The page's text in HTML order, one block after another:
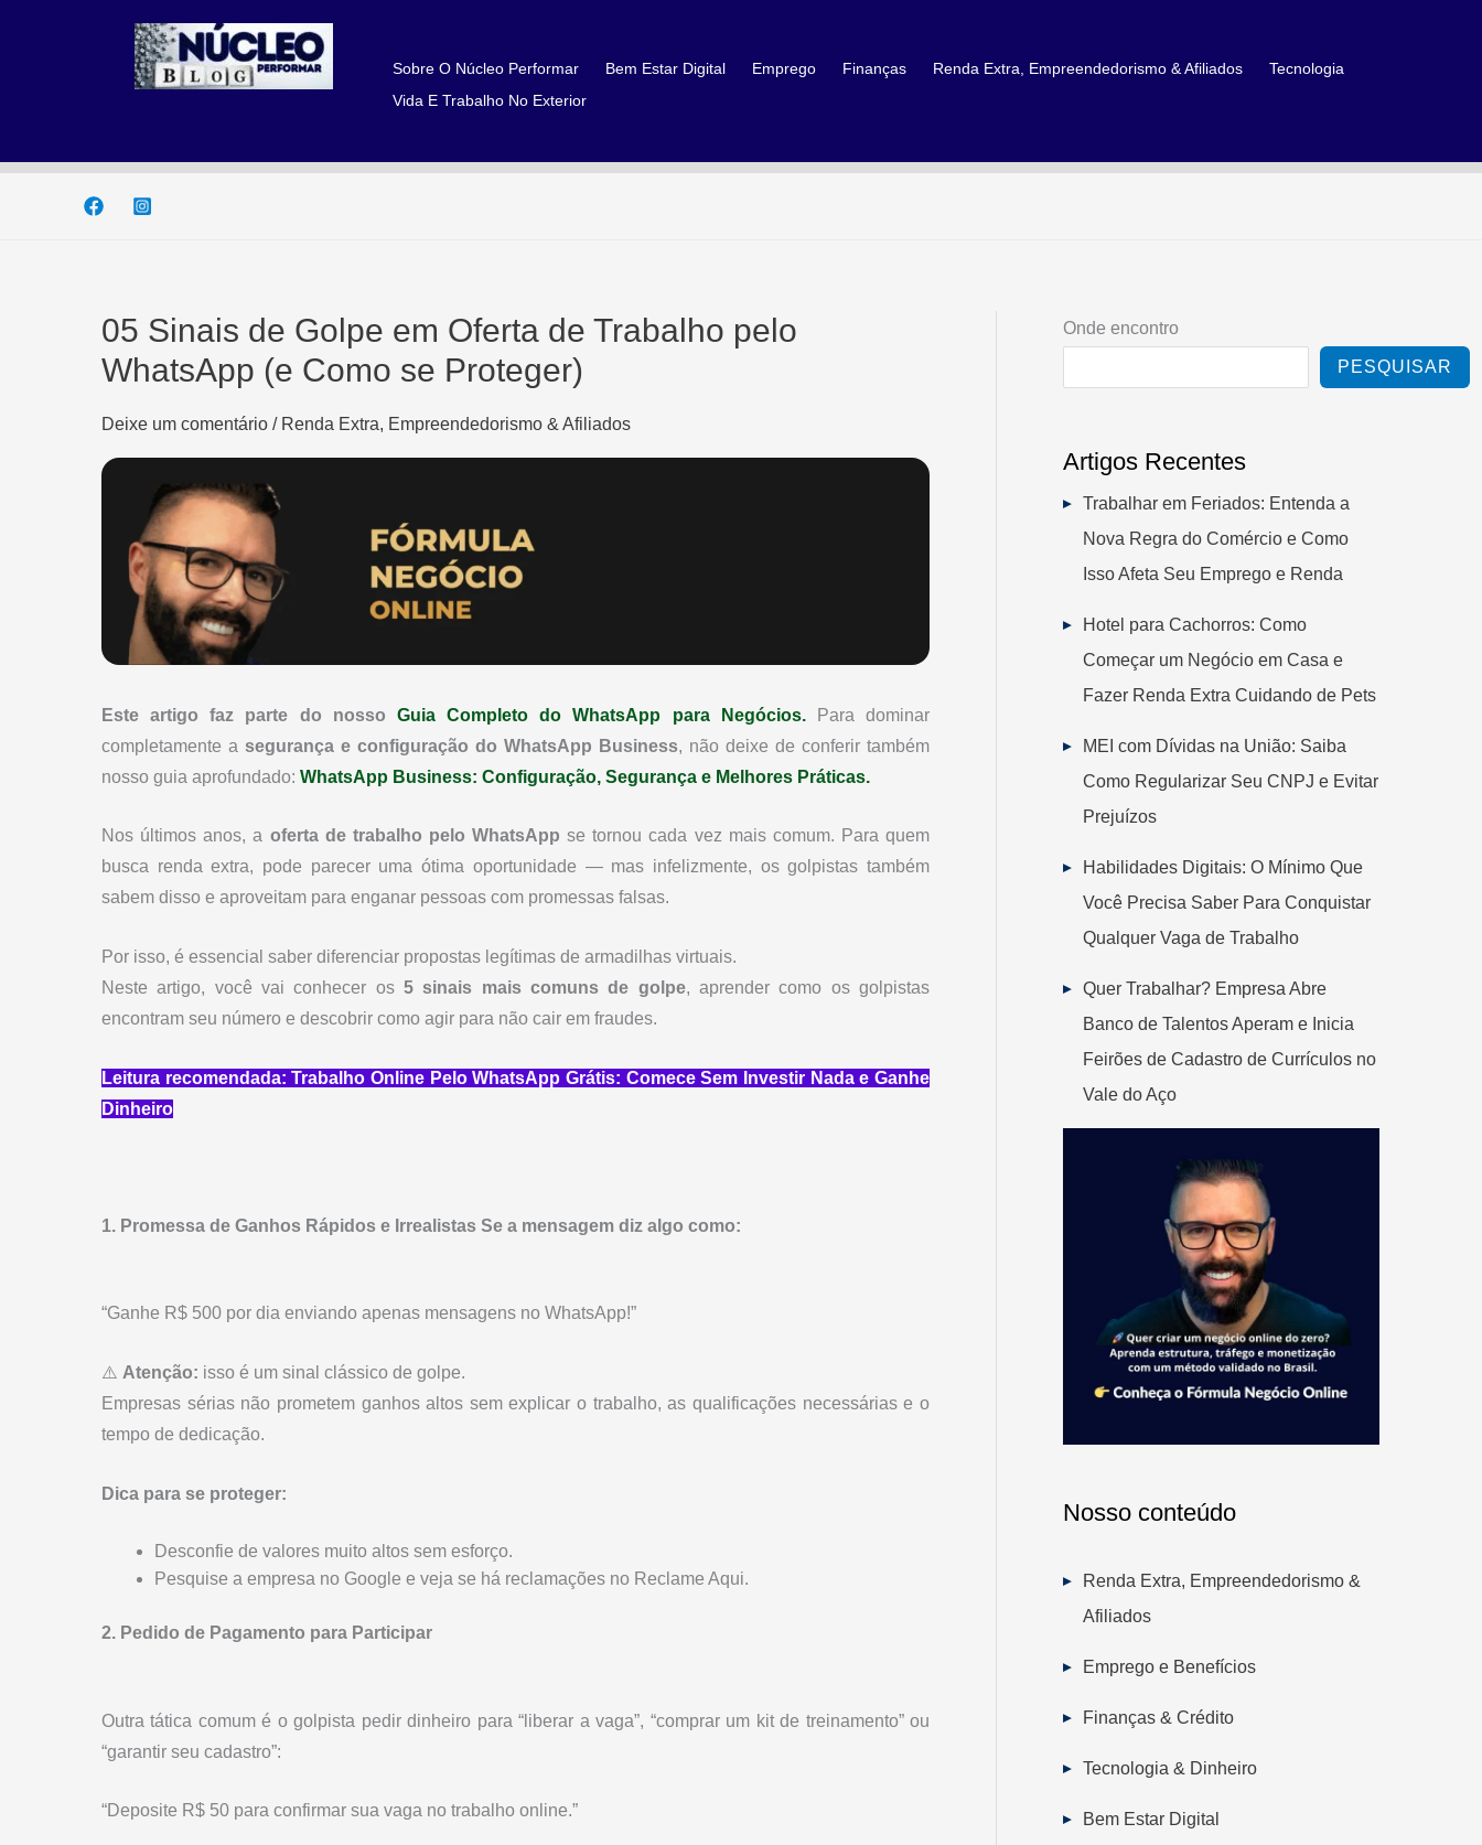
Sobre O Núcleo Performar Bem Estar Digital Emprego Finanças Renda Extra, Empreendedorismo & Afiliados
Tecnologia
Vida E Trabalho No Exterior
05 Sinais de Golpe em Oferta de Trabalho pelo
WhatsApp (e Como se Proteger)
Deixe um comentário / Renda Extra, Empreendedorismo & Afiliados
Este artigo faz parte do nosso Guia Completo do WhatsApp para Negócios.
Para dominar
completamente a segurança e configuração do WhatsApp Business, não deixe de conferir também
nosso guia aprofundado: WhatsApp Business: Configuração, Segurança e Melhores Práticas.
Nos últimos anos, a oferta de trabalho pelo WhatsApp se tornou cada vez mais comum. Para quem
busca renda extra, pode parecer uma ótima oportunidade — mas infelizmente, os golpistas também
sabem disso e aproveitam para enganar pessoas com promessas falsas.
Por isso, é essencial saber diferenciar propostas legítimas de armadilhas virtuais.
Neste artigo, você vai conhecer os 5 sinais mais comuns de golpe, aprender como os golpistas
encontram seu número e descobrir como agir para não cair em fraudes.
Leitura recomendada:Trabalho Online Pelo WhatsApp Grátis: Comece Sem Investir Nada e Ganhe
Dinheiro
1. Promessa de Ganhos Rápidos e Irrealistas Se a mensagem diz algo como:
“Ganhe R$ 500 por dia enviando apenas mensagens no WhatsApp!”
⚠️ Atenção: isso é um sinal clássico de golpe.
Empresas sérias não prometem ganhos altos sem explicar o trabalho, as qualificações necessárias e o
tempo de dedicação.
Dica para se proteger:
Desconfie de valores muito altos sem esforço.
Pesquise a empresa no Google e veja se há reclamações no Reclame Aqui.
2. Pedido de Pagamento para Participar
Outra tática comum é o golpista pedir dinheiro para “liberar a vaga”, “comprar um kit de treinamento” ou
“garantir seu cadastro”:
“Deposite R$ 50 para confirmar sua vaga no trabalho online.”
Onde encontro
PESQUISAR
Artigos Recentes
Trabalhar em Feriados: Entenda a
Nova Regra do Comércio e Como
Isso Afeta Seu Emprego e Renda
Hotel para Cachorros: Como
Começar um Negócio em Casa e
Fazer Renda Extra Cuidando de Pets
MEI com Dívidas na União: Saiba
Como Regularizar Seu CNPJ e Evitar
Prejuízos
Habilidades Digitais: O Mínimo Que
Você Precisa Saber Para Conquistar
Qualquer Vaga de Trabalho
Quer Trabalhar? Empresa Abre
Banco de Talentos Aperam e Inicia
Feirões de Cadastro de Currículos no
Vale do Aço
Nosso conteúdo
Renda Extra, Empreendedorismo &
Afiliados
Emprego e Benefícios
Finanças & Crédito
Tecnologia & Dinheiro
Bem Estar Digital